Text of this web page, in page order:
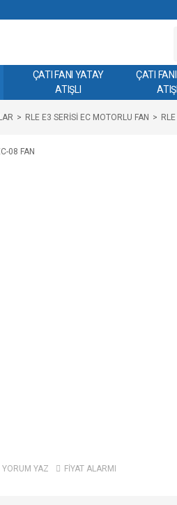
ÇATI FANI YATAY
ATIŞLI
ÇATI
RLE E3 SERİSİ EC MOTORLU FAN
YORUM YAZ FİYAT ALARMI